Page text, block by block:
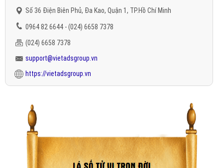
Số 36 Điện Biên Phủ, Đa Kao, Quận 1, TP.Hồ Chí Minh
0964 82 6644 - (024) 6658 7378
(024) 6658 7378
support@vietadsgroup.vn
https://vietadsgroup.vn